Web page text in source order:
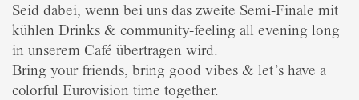
Seid dabei, wenn bei uns das zweite Semi-Finale mit
kühlen Drinks & community-feeling all evening long
in unserem Café übertragen wird.
Bring your friends, bring good vibes & let’s have a
colorful Eurovision time together.